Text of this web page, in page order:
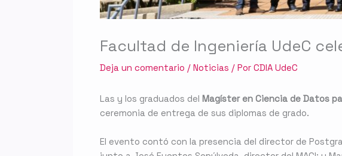
Facultad de Ingeniería UdeC
Deja un comentario / Noticias / Por CDIA UdeC
Las y los graduados del Magíster en Ciencia de Datos
ceremonia de entrega de sus diplomas de grado.
El evento contó con la presencia del director de